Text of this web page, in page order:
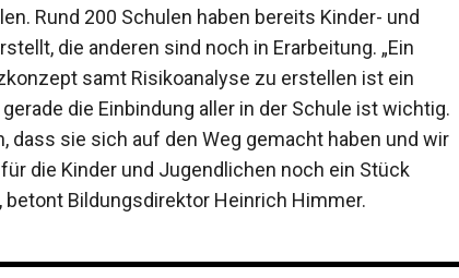
Rund 200 Schulen haben bereits Kinder- und
die anderen sind noch in Erarbeitung. „Ein
samt Risikoanalyse zu erstellen ist ein
die Einbindung aller in der Schule ist wichtig.
dass sie sich auf den Weg gemacht haben und wir
die Kinder und Jugendlichen noch ein Stück
betont Bildungsdirektor Heinrich Himmer.